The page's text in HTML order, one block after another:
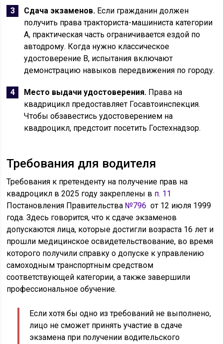
Сдача экзаменов. Если гражданин должен
получить права тракториста-машиниста категории
А, практическая часть ограничивается ездой по
автодрому. Когда нужно классическое
удостоверение В, испытания включают
демонстрацию навыков передвижения по городу.
Место выдачи удостоверения. Права на
квадрицикл предоставляет Госавтоинспекция.
Чтобы обзавестись удостоверением на
квадроцикл, предстоит посетить Гостехнадзор.
Требования для водителя
Требования к претенденту на получение прав на
квадроцикл в 2025 году закреплены в п. 11
Постановления Правительства №796 от 12 июля 1999
года. Здесь говорится, что к сдаче экзаменов
допускаются лица, которые достигли возраста 16 лет и
прошли медицинское освидетельствование, во время
которого получили справку о допуске к управлению
самоходным транспортным средством
соответствующей категории, а также завершили
профессиональное обучение.
Если хотя бы одно из требований не выполнено,
лицо не сможет принять участие в сдаче
экзамена при получении водительского